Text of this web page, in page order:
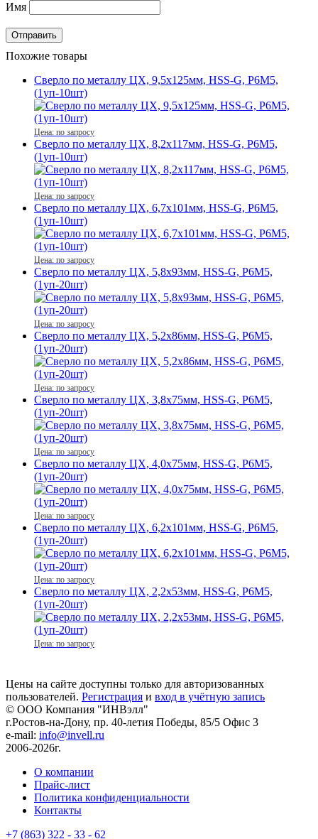
Имя
Похожие товары
Сверло по металлу ЦХ, 9,5х125мм, HSS-G, P6M5,
(1уп-10шт)
Цена: по запросу
Сверло по металлу ЦХ, 8,2х117мм, HSS-G, P6M5,
(1уп-10шт)
Цена: по запросу
Сверло по металлу ЦХ, 6,7х101мм, HSS-G, P6M5,
(1уп-10шт)
Цена: по запросу
Сверло по металлу ЦХ, 5,8х93мм, HSS-G, P6M5,
(1уп-20шт)
Цена: по запросу
Сверло по металлу ЦХ, 5,2х86мм, HSS-G, P6M5,
(1уп-20шт)
Цена: по запросу
Сверло по металлу ЦХ, 3,8х75мм, HSS-G, P6M5,
(1уп-20шт)
Цена: по запросу
Сверло по металлу ЦХ, 4,0х75мм, HSS-G, P6M5,
(1уп-20шт)
Цена: по запросу
Сверло по металлу ЦХ, 6,2х101мм, HSS-G, P6M5,
(1уп-20шт)
Цена: по запросу
Сверло по металлу ЦХ, 2,2х53мм, HSS-G, P6M5,
(1уп-20шт)
Цена: по запросу
Цены на сайте доступны только для авторизованных
пользователей. Регистрация и вход в учётную запись
© ООО Компания "ИНВэлл"
г.Ростов-на-Дону, пр. 40-летия Победы, 85/5 Офис 3
e-mail: info@invell.ru
2006-2026г.
О компании
Прайс-лист
Политика конфиденциальности
Контакты
+7 (863) 322 - 33 - 62